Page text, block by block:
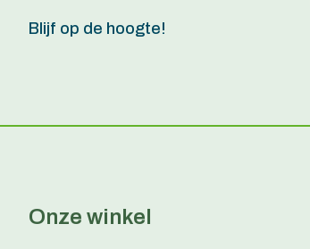
Blijf op de hoogte!
Onze winkel